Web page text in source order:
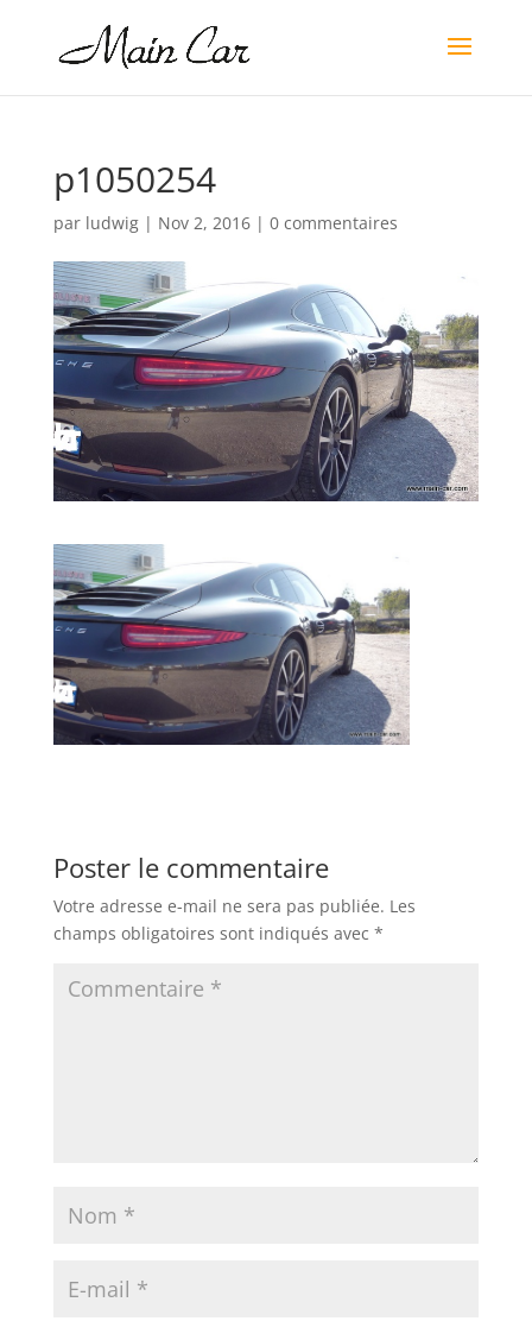
p1050254
par ludwig| Nov 2, 2016| 0 commentaires
Poster le commentaire
Votre adresse e-mail ne sera pas publiée. Les
champs obligatoires sont indiqués avec *